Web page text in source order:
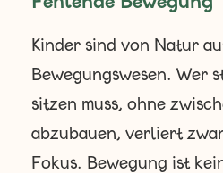
Kinder sind von Natur
Bewegungswesen. Wer
sitzen muss, ohne
abzubauen, verliert
Fokus. Bewegung ist